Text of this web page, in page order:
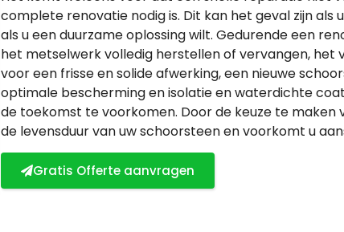
complete renovatie nodig is. Dit kan het geval zijn als
als u een duurzame oplossing wilt. Gedurende een
het metselwerk volledig herstellen of vervangen, het
voor een frisse en solide afwerking, een nieuwe
optimale bescherming en isolatie en waterdichte
de toekomst te voorkomen. Door de keuze te maken
de levensduur van uw schoorsteen en voorkomt u
Gratis Offerte aanvragen